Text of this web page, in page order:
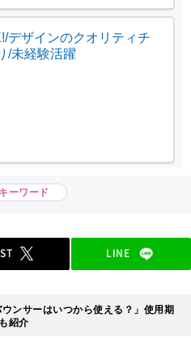
デザインのクオリティチ
/未経験活躍
ーワード
LINE
ウンサーはいつから使える？」使用期
紹介